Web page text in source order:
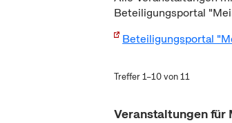
Beteiligungsportal
Beteiligungsportal
Treffer 1–10 von 11
Veranstaltungen für